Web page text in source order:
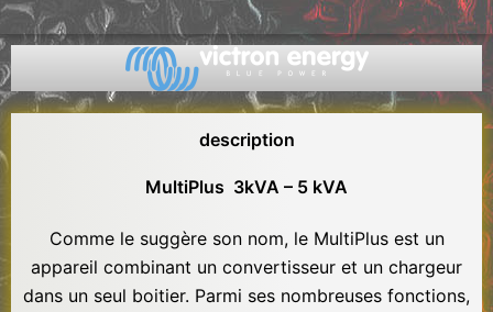
description
MultiPlus 3kVA – 5 kVA
Comme le suggère son nom, le MultiPlus est un
appareil combinant un convertisseur et un chargeur
dans un seul boitier. Parmi ses nombreuses fonctions,